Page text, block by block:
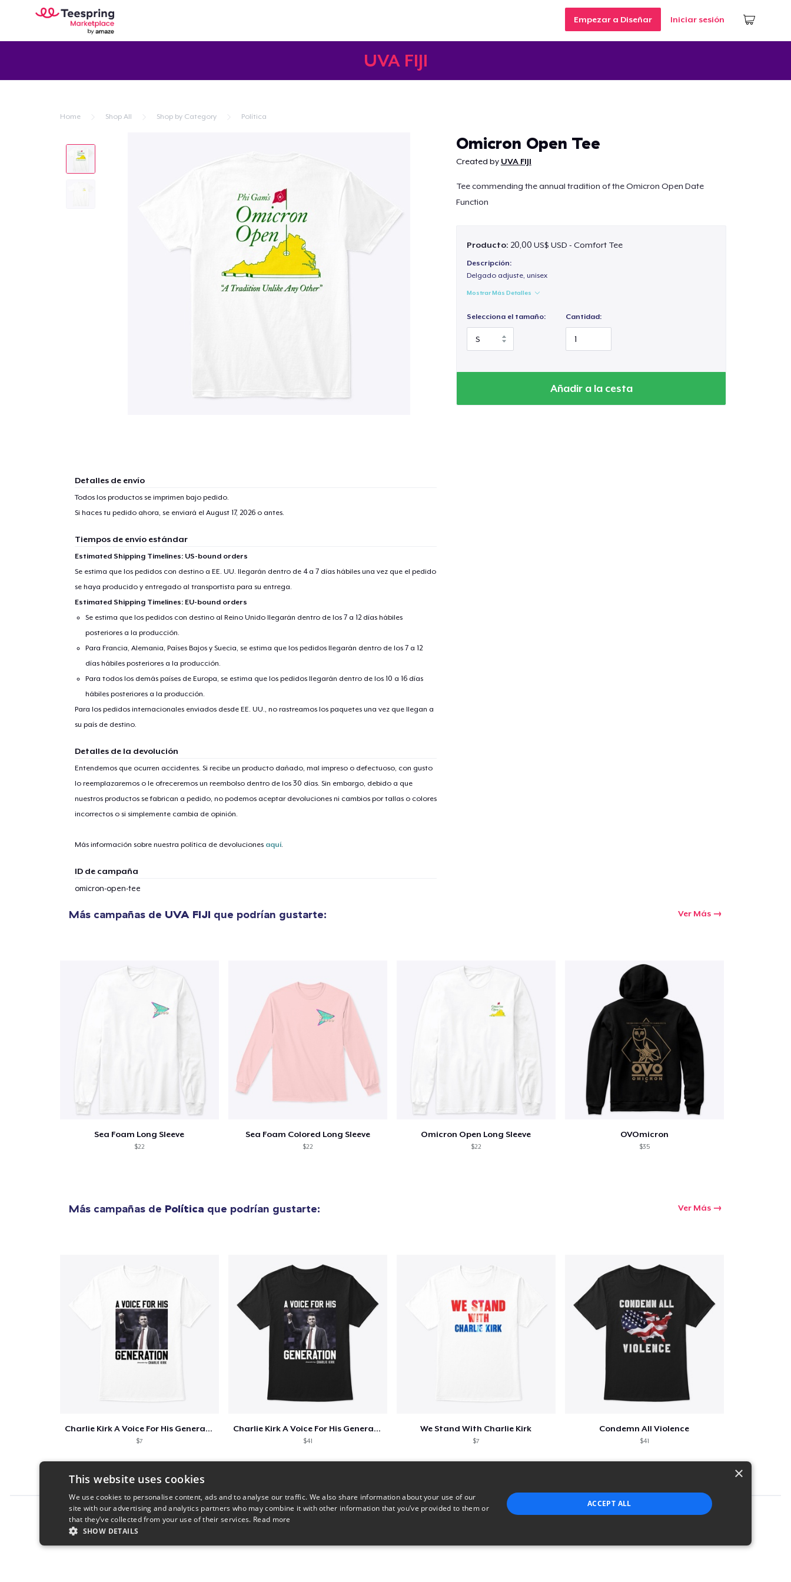
Empezar a Diseñar Iniciar sesión
UVA FIJI
Home Shop All Shop by Category Política
Omicron Open Tee
Created by UVA FIJI
Tee commending the annual tradition of the Omicron Open Date
Function
Producto: 20,00 US$ USD - Comfort Tee
Descripción:
Delgado adjuste, unisex
Mostrar Más Detalles
Selecciona el tamaño: Cantidad:
Añadir a la cesta
Detalles de envío
Todos los productos se imprimen bajo pedido.
Si haces tu pedido ahora, se enviará el August 17, 2026o antes.
Tiempos de envío estándar
Estimated Shipping Timelines: US-bound orders
Se estima que los pedidos con destino a EE. UU. llegarán dentro de 4 a 7 días hábiles una vez que el pedido
se haya producido y entregado al transportista para su entrega.
Estimated Shipping Timelines: EU-bound orders
Se estima que los pedidos con destino al Reino Unido llegarán dentro de los 7 a 12 días hábiles
posteriores a la producción.
Para Francia, Alemania, Países Bajos y Suecia, se estima que los pedidos llegarán dentro de los 7 a 12
días hábiles posteriores a la producción.
Para todos los demás países de Europa, se estima que los pedidos llegarán dentro de los 10 a 16 días
hábiles posteriores a la producción.
Para los pedidos internacionales enviados desde EE. UU., no rastreamos los paquetes una vez que llegan a
su país de destino.
Detalles de la devolución
Entendemos que ocurren accidentes. Si recibe un producto dañado, mal impreso o defectuoso, con gusto
lo reemplazaremos o le ofreceremos un reembolso dentro de los 30 días. Sin embargo, debido a que
nuestros productos se fabrican a pedido, no podemos aceptar devoluciones ni cambios por tallas o colores
incorrectos o si simplemente cambia de opinión.
Más información sobre nuestra política de devoluciones aquí.
ID de campaña
omicron-open-tee
Más campañas de UVA FIJI que podrían gustarte: Ver Más
Sea Foam Long Sleeve
$22
Sea Foam Colored Long Sleeve
$22
Omicron Open Long Sleeve
$22
OVOmicron
$35
Más campañas de Política que podrían gustarte: Ver Más
Charlie Kirk A Voice For His Generation
$7
Charlie Kirk A Voice For His Generation
$41
We Stand With Charlie Kirk
$7
Condemn All Violence
$41
Report this product
×
This website uses cookies
We use cookies to personalise content, ads and to analyse our traffic. We also share information about your use of our
site with our advertising and analytics partners who may combine it with other information that you’ve provided to them or
that they’ve collected from your use of their services. Read more
SHOW DETAILS
ACCEPT ALL